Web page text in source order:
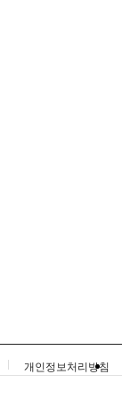
개인정보처리방침